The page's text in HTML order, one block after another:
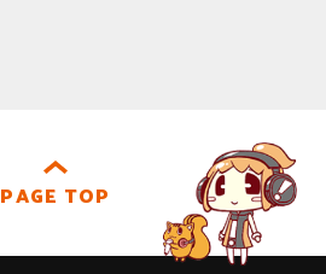
PAGE TOP